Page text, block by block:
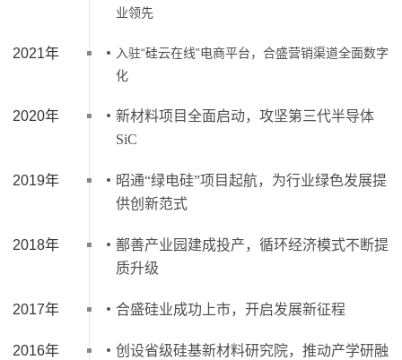
业领先
2021年
入驻“硅云在线”电商平台，合盛营销渠道全面数字
化
2020年
新材料项目全面启动，攻坚第三代半导体
SiC
2019年
昭通“绿电硅”项目起航，为行业绿色发展提
供创新范式
2018年
鄯善产业园建成投产，循环经济模式不断提
质升级
2017年 合盛硅业成功上市，开启发展新征程
2016年
创设省级硅基新材料研究院，推动产学研融